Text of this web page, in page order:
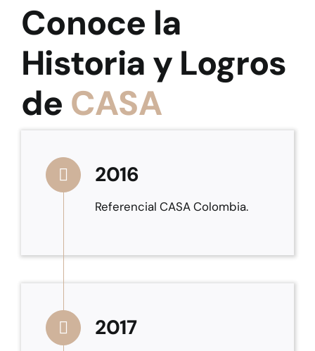
Conoce la
Historia y Logros
de CASA
2016
Referencial CASA Colombia.
2017